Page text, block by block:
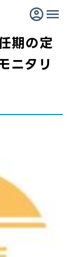
期の定
ニタリ